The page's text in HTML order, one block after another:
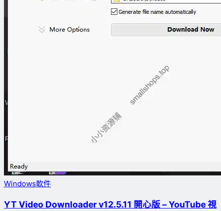
Windows軟件
YT Video Downloader v12.5.11 開心版 – YouTube 視